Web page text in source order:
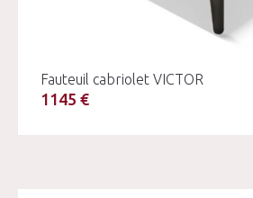
Fauteuil cabriolet VICTOR
1145 €